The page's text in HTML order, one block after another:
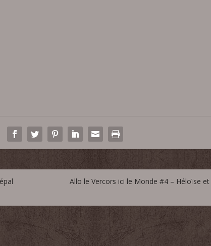
Allo le Vercors ici le Monde #4 – Héloïse